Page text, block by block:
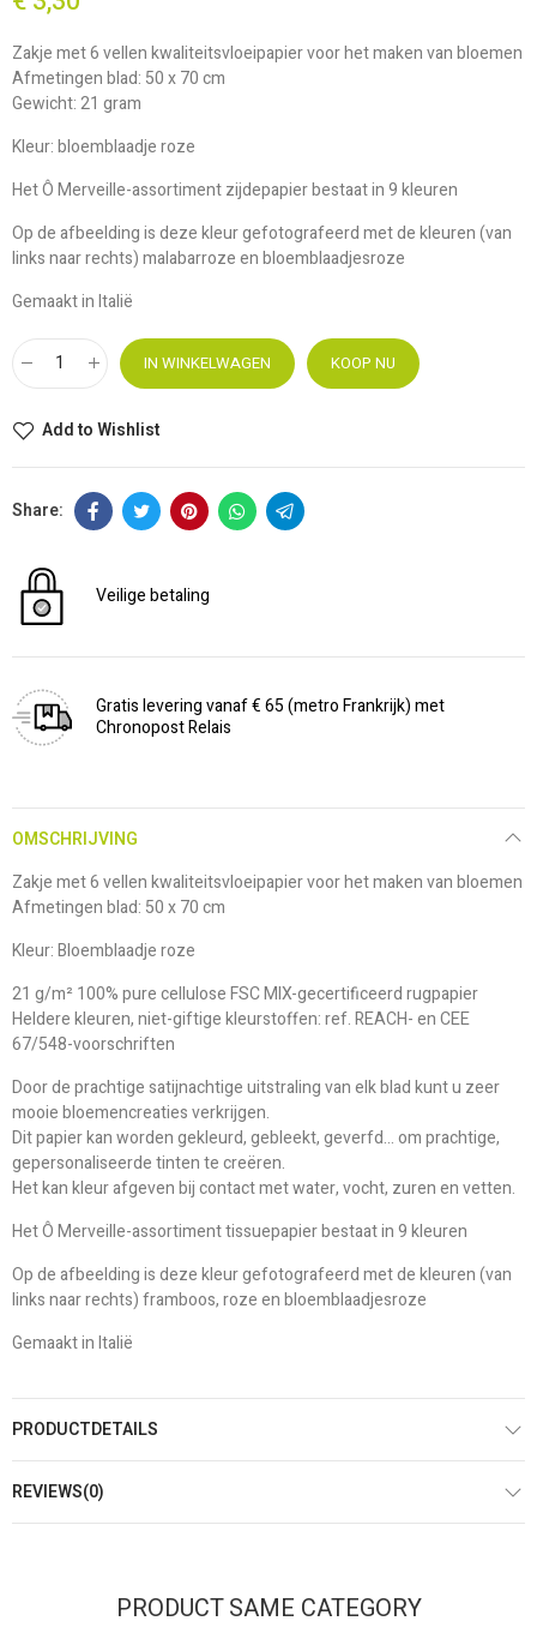
Zakje met 6 vellen kwaliteitsvloeipapier voor het maken van bloemen
Afmetingen blad: 50 x 70 cm
Gewicht: 21 gram
Kleur: bloemblaadje roze
Het Ô Merveille-assortiment zijdepapier bestaat in 9 kleuren
Op de afbeelding is deze kleur gefotografeerd met de kleuren (van
links naar rechts) malabarroze en bloemblaadjesroze
Gemaakt in Italië
IN WINKELWAGEN KOOP NU
Add to Wishlist
Veilige betaling
Gratis levering vanaf € 65 (metro Frankrijk) met
Chronopost Relais
OMSCHRIJVING
Zakje met 6 vellen kwaliteitsvloeipapier voor het maken van bloemen
Afmetingen blad: 50 x 70 cm
Kleur: Bloemblaadje roze
21 g/m² 100% pure cellulose FSC MIX-gecertificeerd rugpapier
Heldere kleuren, niet-giftige kleurstoffen: ref. REACH- en CEE
67/548-voorschriften
Door de prachtige satijnachtige uitstraling van elk blad kunt u zeer
mooie bloemencreaties verkrijgen.
Dit papier kan worden gekleurd, gebleekt, geverfd... om prachtige,
gepersonaliseerde tinten te creëren.
Het kan kleur afgeven bij contact met water, vocht, zuren en vetten.
Het Ô Merveille-assortiment tissuepapier bestaat in 9 kleuren
Op de afbeelding is deze kleur gefotografeerd met de kleuren (van
links naar rechts) framboos, roze en bloemblaadjesroze
Gemaakt in Italië
PRODUCTDETAILS
REVIEWS(0)
PRODUCT SAME CATEGORY